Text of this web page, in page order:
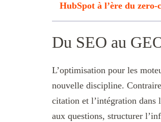
HubSpot à l’ère du zero-
Du SEO au
L’optimisation pour les
nouvelle discipline.
citation et l’intégration dans
aux questions, structurer